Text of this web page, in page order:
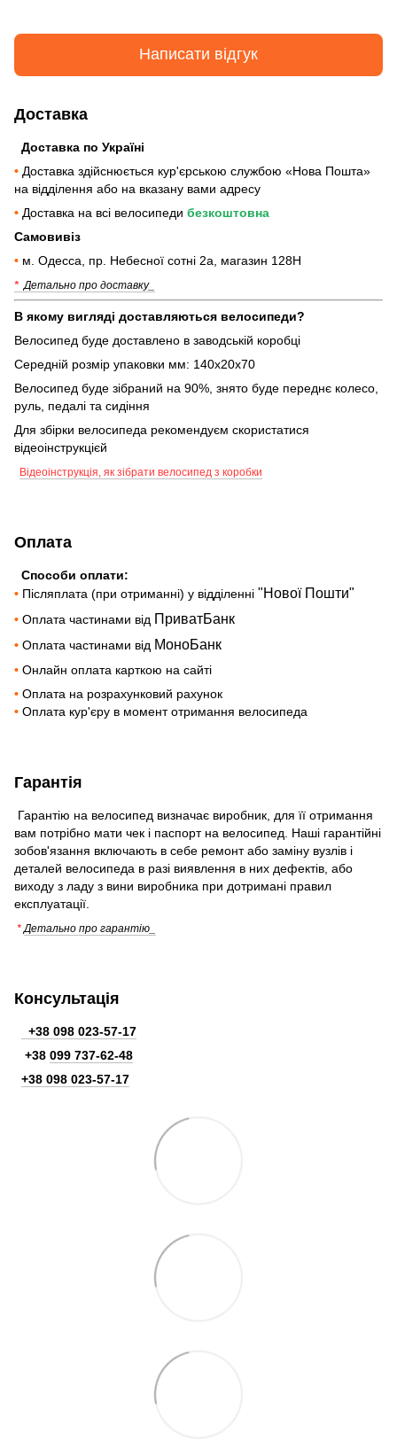
Написати відгук
Доставка
Доставка по Україні
• Доставка здійснюється кур'єрською службою «Нова Пошта»
на відділення або на вказану вами адресу
• Доставка на всі велосипеди безкоштовна
Самовивіз
• м. Одесса, пр. Небесної сотні 2а, магазин 128Н
* Детально про доставку_
В якому вигляді доставляються велосипеди?
Велосипед буде доставлено в заводській коробці
Середній розмір упаковки мм: 140х20х70
Велосипед буде зібраний на 90%, знято буде переднє колесо,
руль, педалі та сидіння
Для збірки велосипеда рекомендуєм скористатися
відеоінструкцієй
Відеоінструкція, як зібрати велосипед з коробки
Оплата
Способи оплати:
• Післяплата (при отриманні) у відділенні "Нової Пошти"
• Оплата частинами від ПриватБанк
• Оплата частинами від МоноБанк
• Онлайн оплата карткою на сайті
• Оплата на розрахунковий рахунок
• Оплата кур'єру в момент отримання велосипеда
Гарантія
Гарантію на велосипед визначає виробник, для її отримання
вам потрібно мати чек і паспорт на велосипед. Наші гарантійні
зобов'язання включають в себе ремонт або заміну вузлів і
деталей велосипеда в разі виявлення в них дефектів, або
виходу з ладу з вини виробника при дотримані правил
експлуатації.
* Детально про гарантію_
Консультація
+38 098 023-57-17
+38 099 737-62-48
+38 098 023-57-17